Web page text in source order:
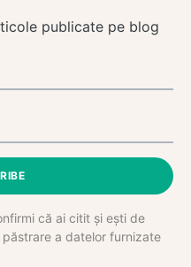
publicate pe blog
că ai citit și ești de
a datelor furnizate